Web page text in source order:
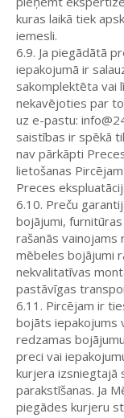
kuras laikā tiek
iemesli.
6.9. Ja piegādātā
iepakojumā ir
sakomplektēta vai
nekavējoties par
uz e-pastu:
saistības ir spēkā
nav pārkāpti
lietošanas
Preces
6.10. Preču
bojājumi,
rašanās vainojams
mēbeles bojājumi
nekvalitatīvas
pastāvīgas
6.11. Pircējam ir
bojāts iepakojums
redzamas
preci vai
kurjera izsniegtajā
parakstīšanas. Ja
piegādes kurjeru